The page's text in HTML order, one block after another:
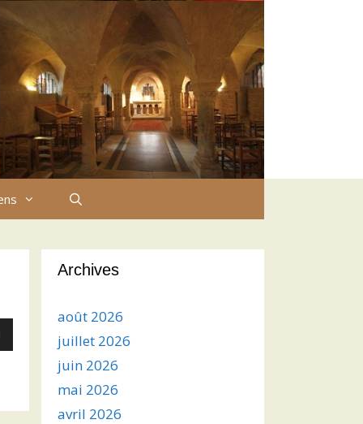
Archives
août 2026
juillet 2026
juin 2026
mai 2026
avril 2026